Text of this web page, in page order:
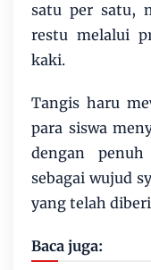
satu per satu,
restu melalui
kaki.
Tangis haru
para siswa
dengan
sebagai wujud
yang telah
Baca juga: